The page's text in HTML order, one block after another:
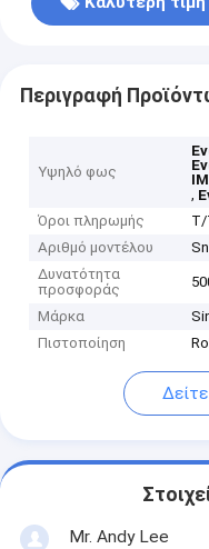
Περιγραφή
Υψηλό φως
,
Όροι πληρωμής
T/
Αριθμό μοντέλου
Δυνατότητα
προσφοράς
Μάρκα
Πιστοποίηση
Mr. Andy Lee